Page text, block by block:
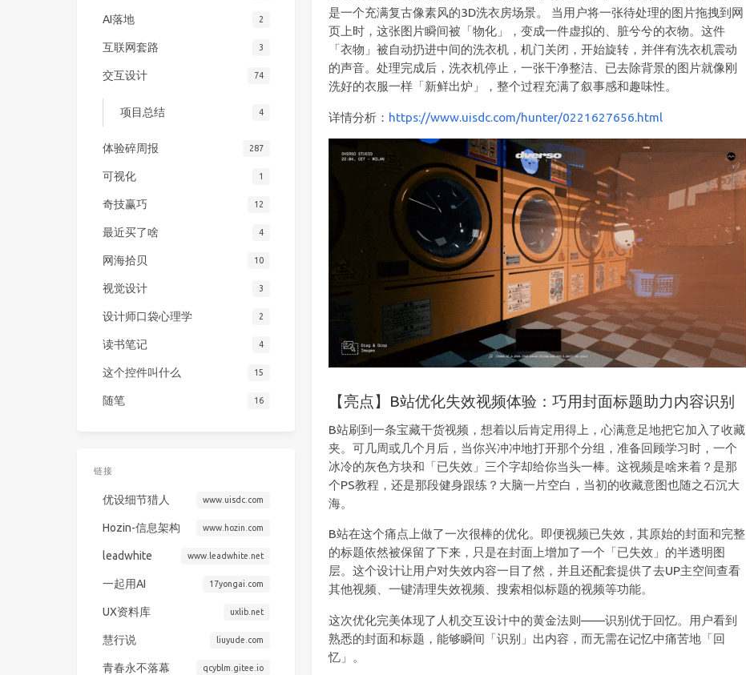
是一个充满复古像素风的3D洗衣房场景。 当用户将一张待处理的图片拖拽到网
页上时，这张图片瞬间被「物化」，变成一件虚拟的、脏兮兮的衣物。这件
「衣物」被自动扔进中间的洗衣机，机门关闭，开始旋转，并伴有洗衣机震动
的声音。处理完成后，洗衣机停止，一张干净整洁、已去除背景的图片就像刚
洗好的衣服一样「新鲜出炉」，整个过程充满了叙事感和趣味性。
详情分析： https://www.uisdc.com/hunter/0221627656.html
【亮点】B站优化失效视频体验：巧用封面标题助力内容识别
B站刷到一条宝藏干货视频，想着以后肯定用得上，心满意足地把它加入了收藏
夹。可几周或几个月后，当你兴冲冲地打开那个分组，准备回顾学习时，一个
冰冷的灰色方块和「已失效」三个字却给你当头一棒。这视频是啥来着？是那
个PS教程，还是那段健身跟练？大脑一片空白，当初的收藏意图也随之石沉大
海。
B站在这个痛点上做了一次很棒的优化。即便视频已失效，其原始的封面和完整
的标题依然被保留了下来，只是在封面上增加了一个「已失效」的半透明图
层。这个设计让用户对失效内容一目了然，并且还配套提供了去UP主空间查看
其他视频、一键清理失效视频、搜索相似标题的视频等功能。
这次优化完美体现了人机交互设计中的黄金法则——识别优于回忆。用户看到
熟悉的封面和标题，能够瞬间「识别」出内容，而无需在记忆中痛苦地「回
忆」。
AI落地 2
互联网套路 3
交互设计 74
项目总结 4
体验碎周报 287
可视化 1
奇技赢巧 12
最近买了啥 4
网海拾贝 10
视觉设计 3
设计师口袋心理学 2
读书笔记 4
这个控件叫什么 15
随笔 16
链接
优设细节猎人 www.uisdc.com
Hozin-信息架构 www.hozin.com
leadwhite www.leadwhite.net
一起用AI 17yongai.com
UX资料库 uxlib.net
慧行说 liuyude.com
青春永不落幕 qcyblm.gitee.io